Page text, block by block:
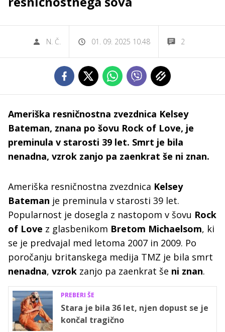
N. Č. 01. 09. 2025 10.48 2
Ameriška resničnostna zvezdnica Kelsey
Bateman, znana po šovu Rock of Love, je
preminula v starosti 39 let. Smrt je bila
nenadna, vzrok zanjo pa zaenkrat še ni znan.
Ameriška resničnostna zvezdnica Kelsey
Bateman je preminula v starosti 39 let.
Popularnost je dosegla z nastopom v šovu Rock
of Love z glasbenikom Bretom Michaelsom, ki
se je predvajal med letoma 2007 in 2009. Po
poročanju britanskega medija TMZ je bila smrt
nenadna, vzrok zanjo pa zaenkrat še ni znan.
PREBERI ŠE
Stara je bila 36 let, njen dopust se je
končal tragično